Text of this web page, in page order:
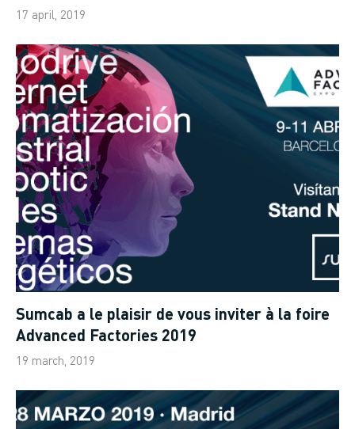
17 april, 2019
Sumcab a le plaisir de vous inviter à la foire
Advanced Factories 2019
19 march, 2019